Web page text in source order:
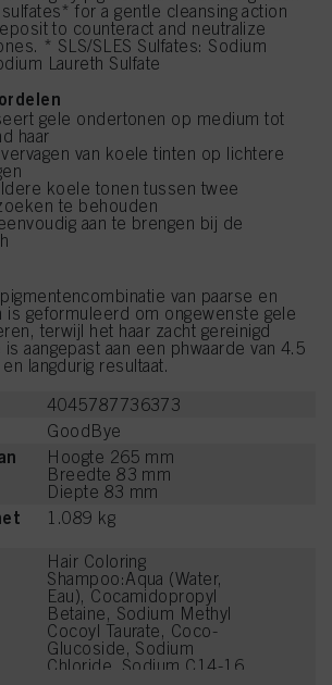
for a gentle cleansing action
to counteract and neutralize
* SLS/SLES Sulfates: Sodium
Laureth Sulfate
gele ondertonen op medium tot
haar
vervagen van koele tinten op lichtere
koele tonen tussen twee
te behouden
aan te brengen bij de
van paarse en
is geformuleerd om ongewenste gele
terwijl het haar zacht gereinigd
aangepast aan een phwaarde van 4.5
langdurig resultaat.
4045787736373
GoodBye
Hoogte 265 mm
Breedte 83 mm
Diepte 83 mm
1.089 kg
Hair Coloring
Shampoo:Aqua (Water,
Eau), Cocamidopropyl
Betaine, Sodium Methyl
Cocoyl Taurate, Coco-
Glucoside, Sodium
Chloride, Sodium C14-16